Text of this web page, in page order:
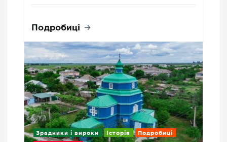
Подробиці
Зрадники і вироки Історія Подробиці